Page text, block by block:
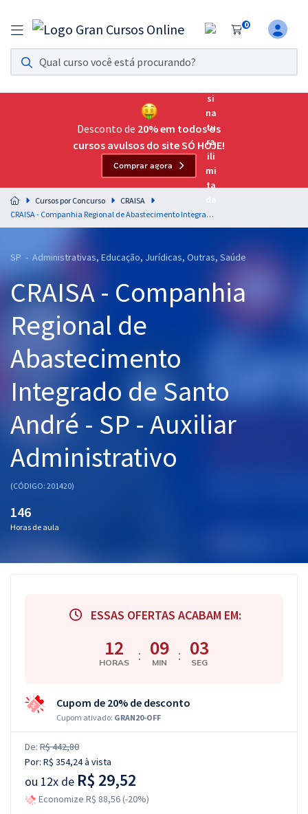
0
Assinatura Ilimitada 11
Acesso a todos os cursos. Teste grátis por 7 dias!
Assinatura OAB Até Passar
Acesso ilimitado a toda preparação para o Exame da
Residências Multiprofissionais
Preparação completa e intensiva para as principais
residências em saúde do Brasil
Cursos 20% OFF
Pós
Graduação
OAB
Mentorias
Questões grátis
Aprovados
Desconto de 20% em todos os
cursos avulsos do site SÓ HOJE!
Comprar agora
Cursos por Concurso
CRAISA
CRAISA - Companhia Regional de Abastecimento Integrado de Santo André - SP - Auxiliar Administrativo
SP - Administrativas, Educação, Jurídicas, Outras, Saúde
CRAISA - Companhia
Regional de
Abastecimento
Integrado de Santo
André - SP - Auxiliar
Administrativo
(CÓDIGO: 201420)
146
Horas de aula
ESSAS OFERTAS ACABAM EM:
12
HORAS : 09
MIN : 02
SEG
Cupom de 20% de desconto
Cupom ativado: GRAN20-OFF
De: R$ 442,80
Por: R$ 354,24à vista
ou 12x de R$ 29,52
Economize R$ 88,56 (-20%)